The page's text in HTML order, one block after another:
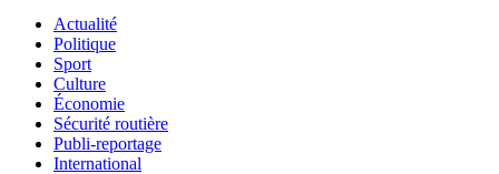
Actualité
Politique
Sport
Culture
Économie
Sécurité routière
Publi-reportage
International